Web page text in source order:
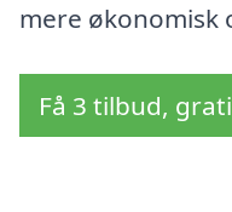
mere økonomisk
Få 3 tilbud,